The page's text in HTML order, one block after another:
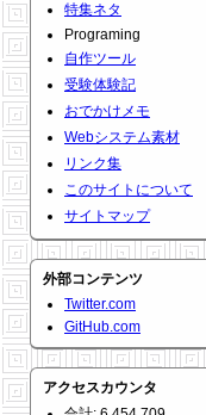
特集ネタ
Programing
自作ツール
受験体験記
おでかけメモ
Webシステム素材
リンク集
このサイトについて
サイトマップ
外部コンテンツ
Twitter.com
GitHub.com
アクセスカウンタ